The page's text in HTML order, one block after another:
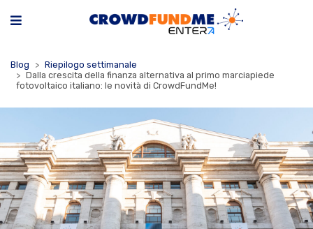
Blog
Riepilogo settimanale
Dalla crescita della finanza alternativa al primo marciapiede
fotovoltaico italiano: le novità di CrowdFundMe!